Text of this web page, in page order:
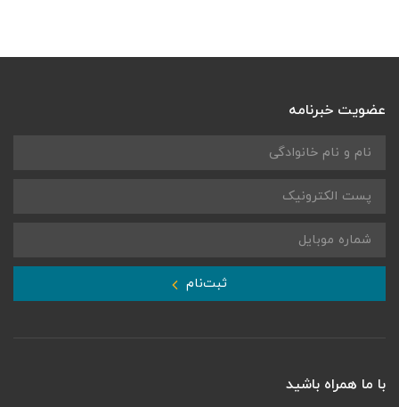
عضویت خبرنامه
ثبت‌نام
با ما همراه باشید